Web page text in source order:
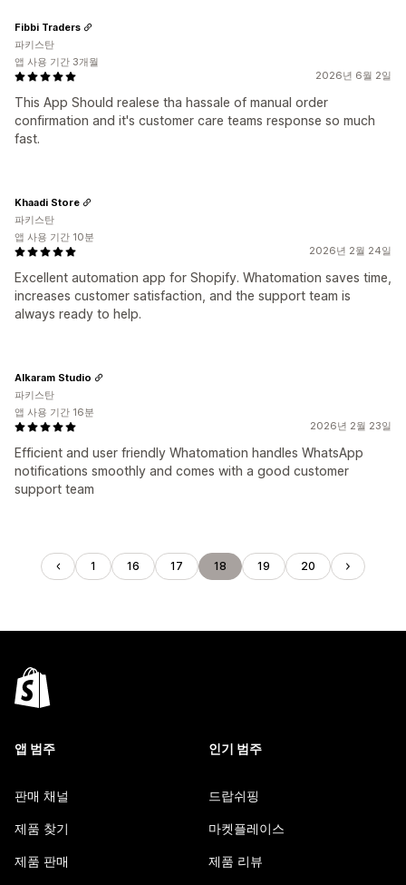
2026년 6월 2일
This App Should realese tha hassale of manual order
confirmation and it's customer care teams response so much
fast.
Fibbi Traders
파키스탄
앱 사용 기간 3개월
2026년 2월 24일
Excellent automation app for Shopify. Whatomation saves time,
increases customer satisfaction, and the support team is
always ready to help.
Khaadi Store
파키스탄
앱 사용 기간 10분
2026년 2월 23일
Efficient and user friendly Whatomation handles WhatsApp
notifications smoothly and comes with a good customer
support team
Alkaram Studio
파키스탄
앱 사용 기간 16분
1 16 17 18 19 20
앱 범주
판매 채널
제품 찾기
제품 판매
인기 범주
드랍쉬핑
마켓플레이스
제품 리뷰